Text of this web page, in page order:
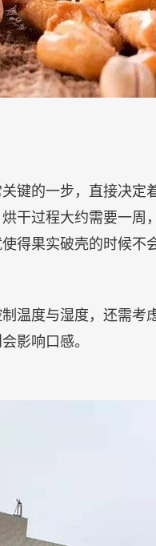
键的一步，直接决
干过程大约需要一
得果实破壳的时候不
温度与湿度，还需
影响口感。